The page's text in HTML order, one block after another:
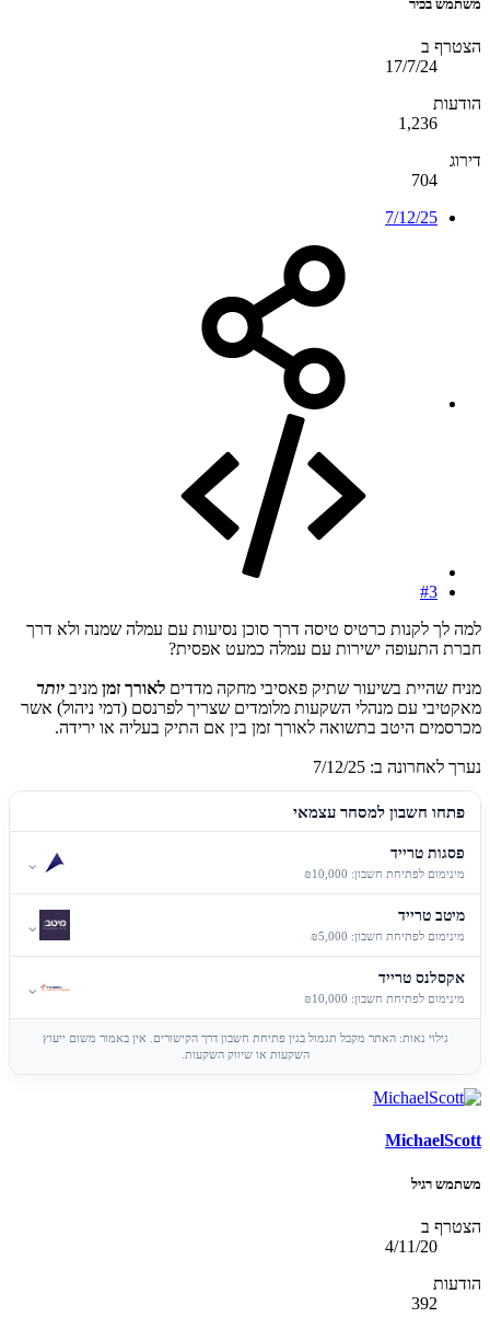
משתמש בכיר
הצטרף ב
17/7/24
הודעות
1,236
דירוג
704
7/12/25
#3
למה לך לקנות כרטיס טיסה דרך סוכן נסיעות עם עמלה שמנה ולא דרך
חברת התעופה ישירות עם עמלה כמעט אפסית?
מניח שהיית בשיעור שתיק פאסיבי מחקה מדדים לאורך זמן מניב יותר
מאקטיבי עם מנהלי השקעות מלומדים שצריך לפרנסם (דמי ניהול) אשר
מכרסמים היטב בתשואה לאורך זמן בין אם התיק בעליה או ירידה.
נערך לאחרונה ב: 7/12/25
פתחו חשבון למסחר עצמאי
פסגות טרייד
מינימום לפתיחת חשבון: ₪10,000
⌄
מיטב טרייד
מינימום לפתיחת חשבון: ₪5,000
⌄
אקסלנס טרייד
מינימום לפתיחת חשבון: ₪10,000
⌄
גילוי נאות: האתר מקבל תגמול בגין פתיחת חשבון דרך הקישורים. אין באמור משום ייעוץ
השקעות או שיווק השקעות.
MichaelScott
משתמש רגיל
הצטרף ב
4/11/20
הודעות
392